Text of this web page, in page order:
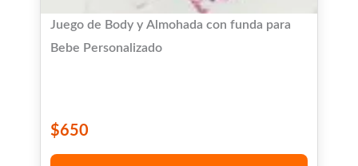
Juego de Body y Almohada con funda para
Bebe Personalizado
$650